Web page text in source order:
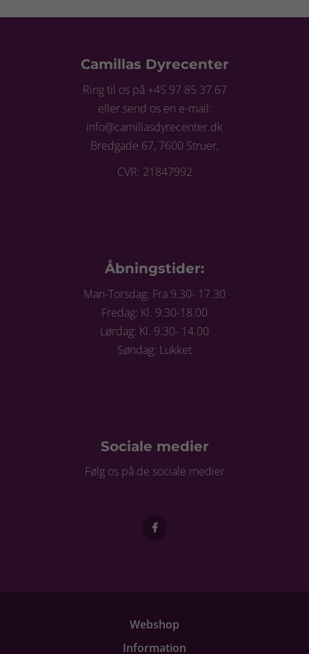
Camillas Dyrecenter
Ring til os på +45 97 85 37 67
eller send os en e-mail:
info@camillasdyrecenter.dk
Bredgade 67, 7600 Struer,
CVR: 21847992
Åbningstider:
Man-Torsdag: Fra 9.30- 17.30
Fredag: Kl. 9.30-18.00
Lørdag: Kl. 9.30- 14.00
Søndag: Lukket
Sociale medier
Følg os på de sociale medier
Webshop
Information